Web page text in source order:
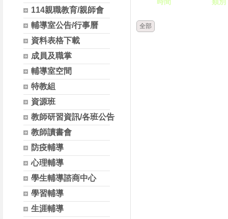
114親職教育/親師會
輔導室公告/行事曆
資料表格下載
成員及職掌
輔導室空間
特教組
資源班
教師研習資訊/各班公告
教師讀書會
防疫輔導
心理輔導
學生輔導諮商中心
學習輔導
生涯輔導
全部